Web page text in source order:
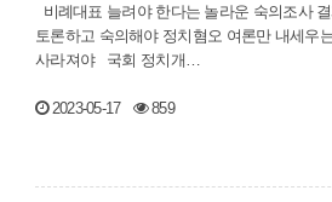
토론하고 숙의해야 정치혐오 여론만 내세우
사라져야 국회 정치개…
2023-05-17 859